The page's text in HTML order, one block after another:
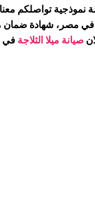
تواصلكم معنا
صيانة ميلا الثلاجة في مصر